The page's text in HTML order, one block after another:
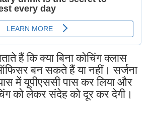
हैं कि क्या बिना कोचिंग क्लास
बन सकते हैं या नहीं। सर्जना
में यूपीएससी पास कर लिया और
को लेकर संदेह को दूर कर देगी।